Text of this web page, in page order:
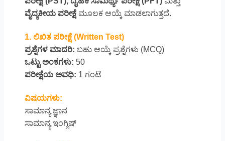
ವೈದ್ಯಕೀಯ ಪರೀಕ್ಷೆಮೂಲಕ ಆಯ್ಕೆ ಮಾಡಲಾಗುತ್ತದೆ.
1. ಲಿಖಿತ ಪರೀಕ್ಷೆ (Written Test)
ಪ್ರಶ್ನೆಗಳ ಮಾದರಿ: ಬಹು ಆಯ್ಕೆ ಪ್ರಶ್ನೆಗಳು (MCQ)
ಒಟ್ಟು ಅಂಕಗಳು: 50
ಪರೀಕ್ಷೆಯ ಅವಧಿ: 1 ಗಂಟೆ
ವಿಷಯಗಳು:
ಸಾಮಾನ್ಯ ಜ್ಞಾನ
ಸಾಮಾನ್ಯ ಇಂಗ್ಲಿಷ್